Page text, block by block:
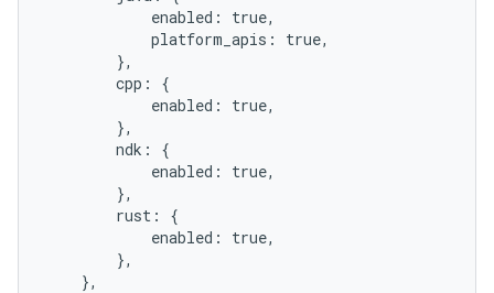
            enabled: true,
            platform_apis: true,
        },
        cpp: {
            enabled: true,
        },
        ndk: {
            enabled: true,
        },
        rust: {
            enabled: true,
        },
    },